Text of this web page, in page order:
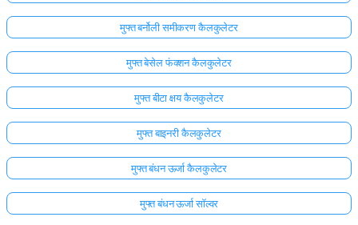
मुफ्त बर्नोली समीकरण कैलकुलेटर
मुफ्त बेसेल फंक्शन कैलकुलेटर
मुफ्त बीटा क्षय कैलकुलेटर
मुफ्त बाइनरी कैलकुलेटर
मुफ्त बंधन ऊर्जा कैलकुलेटर
मुफ्त बंधन ऊर्जा सॉल्वर